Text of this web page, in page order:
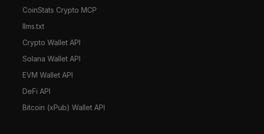
CoinStats Crypto MCP
llms.txt
Crypto Wallet API
Solana Wallet API
EVM Wallet API
DeFi API
Bitcoin (xPub) Wallet API